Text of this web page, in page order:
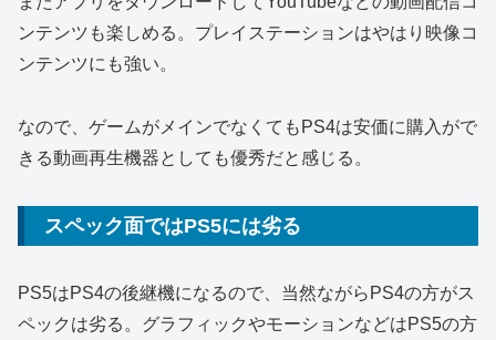
ンテンツも楽しめる。プレイステーションはやはり映像コ
ンテンツにも強い。
なので、ゲームがメインでなくてもPS4は安価に購入がで
きる動画再生機器としても優秀だと感じる。
スペック面ではPS5には劣る
PS5はPS4の後継機になるので、当然ながらPS4の方がス
ペックは劣る。グラフィックやモーションなどはPS5の方